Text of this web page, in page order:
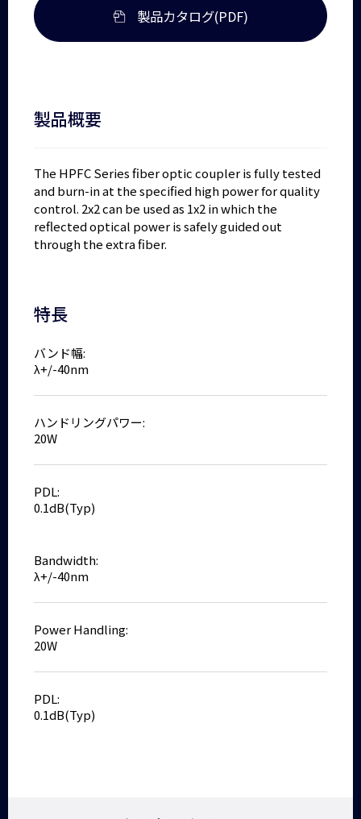
製品カタログ(PDF)
製品概要
The HPFC Series fiber optic coupler is fully tested
and burn-in at the specified high power for quality
control. 2x2 can be used as 1x2 in which the
reflected optical power is safely guided out
through the extra fiber.
特長
バンド幅:
λ+/-40nm
ハンドリングパワー:
20W
PDL:
0.1dB(Typ)
Bandwidth:
λ+/-40nm
Power Handling:
20W
PDL:
0.1dB(Typ)